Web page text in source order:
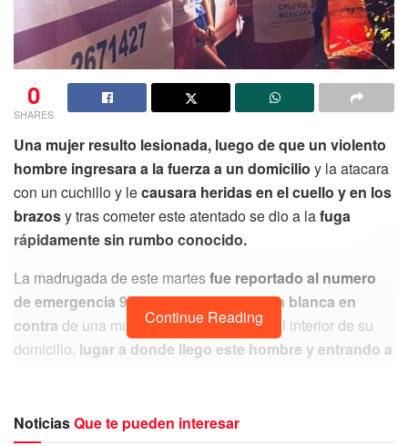
0
SHARES
Una mujer resulto lesionada, luego de que un violento
hombre ingresara a la fuerza a un domicilio y la atacara
con un cuchillo y lecausara heridas en el cuello y en los
brazosy tras cometer este atentado se dio a lafuga
rápidamente sin rumbo conocido.
La madrugada de este martesfue reportado al numero
de emergencia 911 un ataque con arma blanca en
contra de una mujer que se encontraba al interior de su
domicilio, lugar a donde llego este hombre y entrando a
Continue Reading
NoticiasQue te pueden interesar